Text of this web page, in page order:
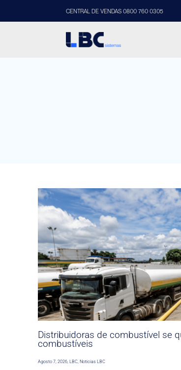
CENTRAL DE VENDAS 0800 760 0305
Distribuidoras de combustível se
combustíveis
Agosto 7, 2026,LBC,Noticias LBC